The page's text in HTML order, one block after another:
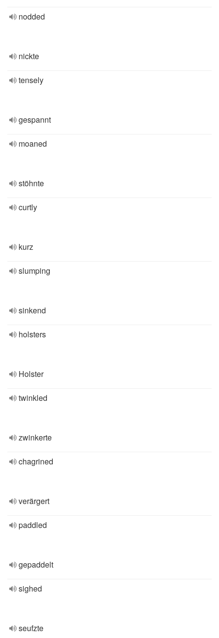
nodded
nickte
tensely
gespannt
moaned
stöhnte
curtly
kurz
slumping
sinkend
holsters
Holster
twinkled
zwinkerte
chagrined
verärgert
paddled
gepaddelt
sighed
seufzte